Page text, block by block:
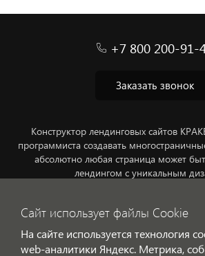
+7 800 200-91-
Заказать звонок
Конструктор лендинговых сайтов
программиста создавать
абсолютно любая страница может
лендингом с уникальным
Сайт использует файлы Cookie
На сайте используется технология
web-аналитики Яндекс. Метрика,